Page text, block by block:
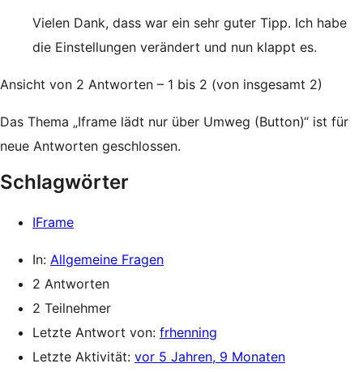
Vielen Dank, dass war ein sehr guter Tipp. Ich habe
die Einstellungen verändert und nun klappt es.
Ansicht von 2 Antworten – 1 bis 2 (von insgesamt 2)
Das Thema „Iframe lädt nur über Umweg (Button)“ ist für
neue Antworten geschlossen.
Schlagwörter
IFrame
In: Allgemeine Fragen
2 Antworten
2 Teilnehmer
Letzte Antwort von: frhenning
Letzte Aktivität: vor 5 Jahren, 9 Monaten